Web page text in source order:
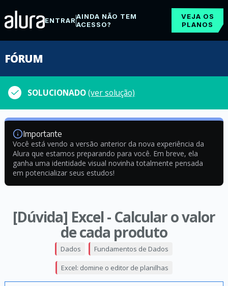
ENTRARAINDA NÃO TEM
ACESSO?
VEJA OS
PLANOS
FÓRUM
SOLUCIONADO(ver solução)
Importante
Você está vendo a versão anterior da nova experiência da
Alura que estamos preparando para você. Em breve, ela
ganha uma identidade visual novinha totalmente pensada
em potencializar seus estudos!
[Dúvida] Excel - Calcular o valor
de cada produto
Dados Fundamentos de Dados
Excel: domine o editor de planilhas